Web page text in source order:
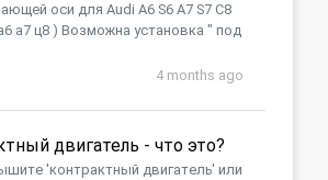
оси для Audi A6 S6 A7 S7 C8
а7 ц8 ) Возможна установка " под
4 months ago
двигатель - что это?
'контрактный двигатель' или